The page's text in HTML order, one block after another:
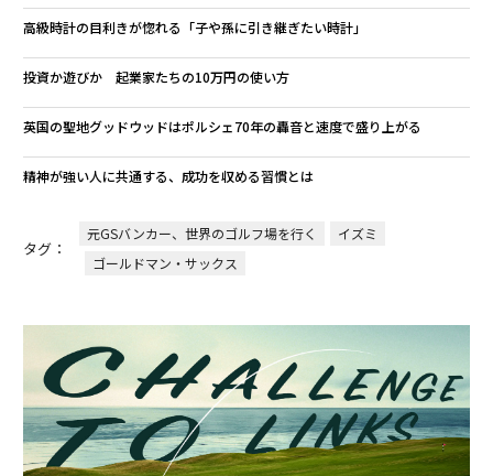
高級時計の目利きが惚れる「子や孫に引き継ぎたい時計」
投資か遊びか 起業家たちの10万円の使い方
英国の聖地グッドウッドはポルシェ70年の轟音と速度で盛り上がる
精神が強い人に共通する、成功を収める習慣とは
タグ：
元GSバンカー、世界のゴルフ場を行く
イズミ
ゴールドマン・サックス